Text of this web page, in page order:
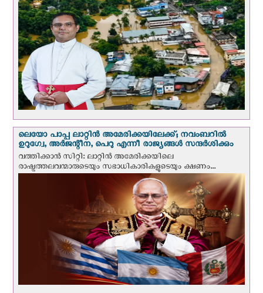
ലെയോ പാപ്പ ലാറ്റിൻ അമേരിക്കയിലേക്ക്; നവംബറില്‍
ഉറുഗ്വേ, അർജന്റീന, പെറു എന്നീ രാജ്യങ്ങള്‍ സന്ദര്‍ശിക്കും
വത്തിക്കാന്‍ സിറ്റി: ലാറ്റിന്‍ അമേരിക്കയിലെ
രാഷ്ട്രത്തലവന്മാരുടെയും സഭാധികാരികളുടെയും ക്ഷണം...